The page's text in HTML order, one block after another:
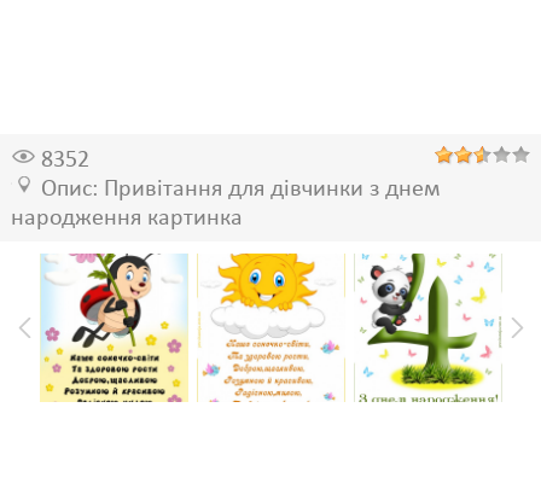
8352
Опис: Привітання для дівчинки з днем
народження картинка